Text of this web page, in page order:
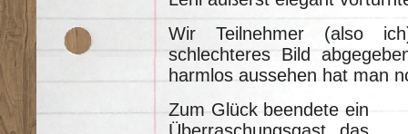
Wir Teilnehmer (also
schlechteres Bild
harmlos aussehen hat man
Zum Glück beendete ein